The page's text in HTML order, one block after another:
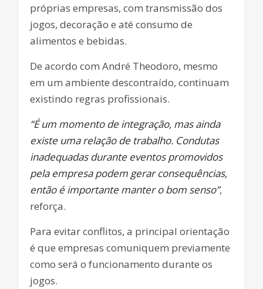
próprias empresas, com transmissão dos
jogos, decoração e até consumo de
alimentos e bebidas.
De acordo com André Theodoro, mesmo
em um ambiente descontraído, continuam
existindo regras profissionais.
“É um momento de integração, mas ainda
existe uma relação de trabalho. Condutas
inadequadas durante eventos promovidos
pela empresa podem gerar consequências,
então é importante manter o bom senso”,
reforça.
Para evitar conflitos, a principal orientação
é que empresas comuniquem previamente
como será o funcionamento durante os
jogos.